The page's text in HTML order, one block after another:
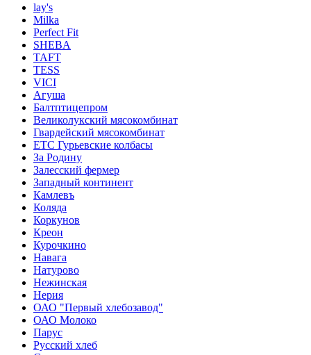
lay's
Milka
Perfect Fit
SHEBA
TAFT
TESS
VICI
Агуша
Балтптицепром
Великолукский мясокомбинат
Гвардейский мясокомбинат
ЕТС Гурьевские колбасы
За Родину
Залесский фермер
Западный континент
Камлевъ
Коляда
Коркунов
Креон
Курочкино
Навага
Натурово
Нежинская
Нерия
ОАО "Первый хлебозавод"
ОАО Молоко
Парус
Русский хлеб